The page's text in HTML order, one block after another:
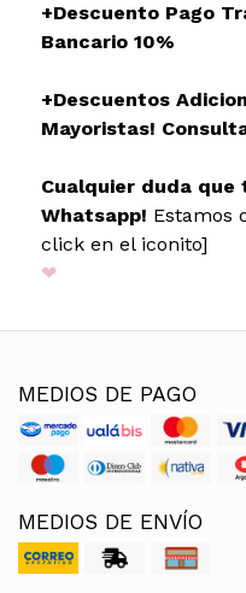
+Descuento Pago
Bancario 10%
+Descuentos
Mayoristas!
Cualquier duda que
Whatsapp! Estamos
click en el iconito]
❤
MEDIOS DE PAGO
MEDIOS DE ENVÍO